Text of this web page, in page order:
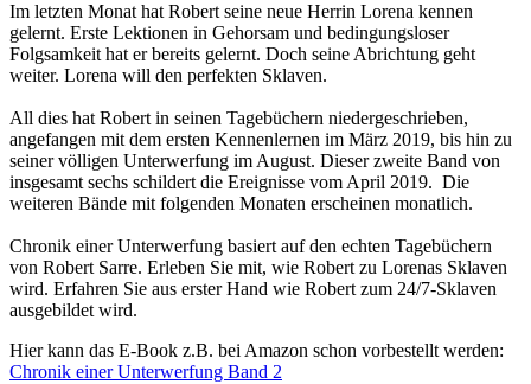
Im letzten Monat hat Robert seine neue Herrin Lorena kennen
gelernt. Erste Lektionen in Gehorsam und bedingungsloser
Folgsamkeit hat er bereits gelernt. Doch seine Abrichtung geht
weiter. Lorena will den perfekten Sklaven.
All dies hat Robert in seinen Tagebüchern niedergeschrieben,
angefangen mit dem ersten Kennenlernen im März 2019, bis hin zu
seiner völligen Unterwerfung im August. Dieser zweite Band von
insgesamt sechs schildert die Ereignisse vom April 2019. Die
weiteren Bände mit folgenden Monaten erscheinen monatlich.
Chronik einer Unterwerfung basiert auf den echten Tagebüchern
von Robert Sarre. Erleben Sie mit, wie Robert zu Lorenas Sklaven
wird. Erfahren Sie aus erster Hand wie Robert zum 24/7-Sklaven
ausgebildet wird.
Hier kann das E-Book z.B. bei Amazon schon vorbestellt werden:
Chronik einer Unterwerfung Band 2